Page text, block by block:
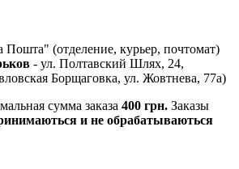
Пошта" (отделение, курьер, почтомат)
- ул. Полтавский Шлях, 24,
Борщаговка, ул. Жовтнева, 77а)
сумма заказа 400 грн. Заказы
и не обрабатываються